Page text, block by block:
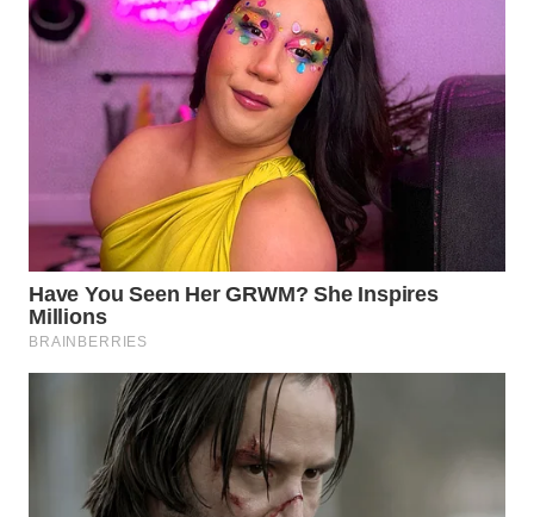
KALSEL
SULSEL
WN
GORONTALO
WN
MALUKU